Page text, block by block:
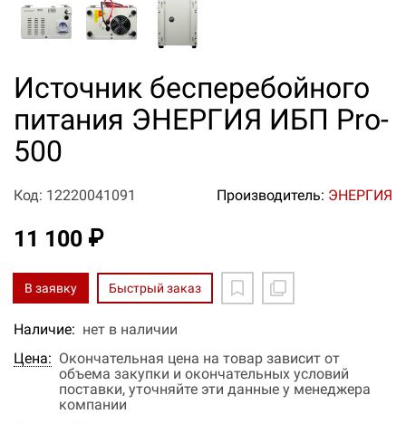
Источник бесперебойного
питания ЭНЕРГИЯ ИБП Pro-
500
Код: 12220041091 Производитель: ЭНЕРГИЯ
11 100 ₽
В заявку Быстрый заказ
Наличие: нет в наличии
Цена: Окончательная цена на товар зависит от
объема закупки и окончательных условий
поставки, уточняйте эти данные у менеджера
компании